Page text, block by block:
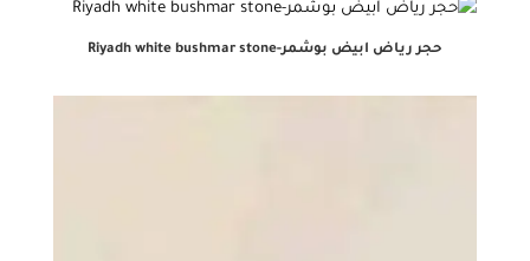
حجر رياض ابيض بوشمر-Riyadh white bushmar stone